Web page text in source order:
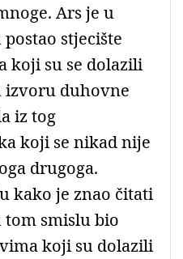
Ars je u
stjecište
koji su se dolazili
duhovne
iz tog
koji se nikad nije
drugoga.
kako je znao čitati
tom smislu bio
koji su dolazili